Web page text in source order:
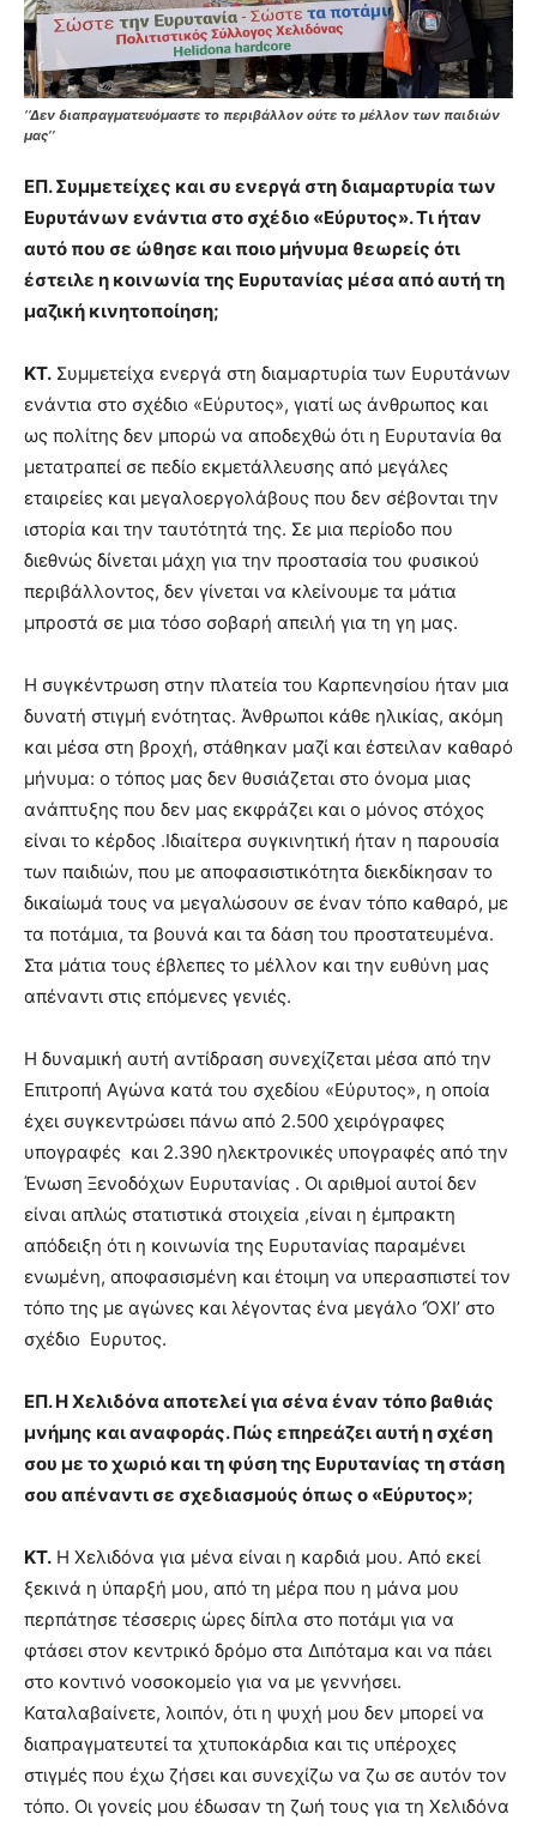
‘‘Δεν διαπραγματευόμαστε το περιβάλλον ούτε το μέλλον των παιδιών
μας’’
ΕΠ.Συμμετείχες και συ ενεργά στη διαμαρτυρία των
Ευρυτάνων ενάντια στο σχέδιο «Εύρυτος». Τι ήταν
αυτό που σε ώθησε και ποιο μήνυμα θεωρείς ότι
έστειλε η κοινωνία της Ευρυτανίας μέσα από αυτή τη
μαζική κινητοποίηση;
ΚΤ. Συμμετείχα ενεργά στη διαμαρτυρία των Ευρυτάνων
ενάντια στο σχέδιο «Εύρυτος», γιατί ως άνθρωπος και
ως πολίτης δεν μπορώ να αποδεχθώ ότι η Ευρυτανία θα
μετατραπεί σε πεδίο εκμετάλλευσης από μεγάλες
εταιρείες και μεγαλοεργολάβους που δεν σέβονται την
ιστορία και την ταυτότητά της. Σε μια περίοδο που
διεθνώς δίνεται μάχη για την προστασία του φυσικού
περιβάλλοντος, δεν γίνεται να κλείνουμε τα μάτια
μπροστά σε μια τόσο σοβαρή απειλή για τη γη μας.
Η συγκέντρωση στην πλατεία του Καρπενησίου ήταν μια
δυνατή στιγμή ενότητας. Άνθρωποι κάθε ηλικίας, ακόμη
και μέσα στη βροχή, στάθηκαν μαζί και έστειλαν καθαρό
μήνυμα: ο τόπος μας δεν θυσιάζεται στο όνομα μιας
ανάπτυξης που δεν μας εκφράζει και ο μόνος στόχος
είναι το κέρδος .Ιδιαίτερα συγκινητική ήταν η παρουσία
των παιδιών, που με αποφασιστικότητα διεκδίκησαν το
δικαίωμά τους να μεγαλώσουν σε έναν τόπο καθαρό, με
τα ποτάμια, τα βουνά και τα δάση του προστατευμένα.
Στα μάτια τους έβλεπες το μέλλον και την ευθύνη μας
απέναντι στις επόμενες γενιές.
Η δυναμική αυτή αντίδραση συνεχίζεται μέσα από την
Επιτροπή Αγώνα κατά του σχεδίου «Εύρυτος», η οποία
έχει συγκεντρώσει πάνω από 2.500 χειρόγραφες
υπογραφές και 2.390 ηλεκτρονικές υπογραφές από την
Ένωση Ξενοδόχων Ευρυτανίας . Οι αριθμοί αυτοί δεν
είναι απλώς στατιστικά στοιχεία ,είναι η έμπρακτη
απόδειξη ότι η κοινωνία της Ευρυτανίας παραμένει
ενωμένη, αποφασισμένη και έτοιμη να υπερασπιστεί τον
τόπο της με αγώνες και λέγοντας ένα μεγάλο ‘ΌΧΙ’ στο
σχέδιο Ευρυτος.
ΕΠ.Η Χελιδόνα αποτελεί για σένα έναν τόπο βαθιάς
μνήμης και αναφοράς. Πώς επηρεάζει αυτή η σχέση
σου με το χωριό και τη φύση της Ευρυτανίας τη στάση
σου απέναντι σε σχεδιασμούς όπως ο «Εύρυτος»;
ΚΤ. Η Χελιδόνα για μένα είναι η καρδιά μου. Από εκεί
ξεκινά η ύπαρξή μου, από τη μέρα που η μάνα μου
περπάτησε τέσσερις ώρες δίπλα στο ποτάμι για να
φτάσει στον κεντρικό δρόμο στα Διπόταμα και να πάει
στο κοντινό νοσοκομείο για να με γεννήσει.
Καταλαβαίνετε, λοιπόν, ότι η ψυχή μου δεν μπορεί να
διαπραγματευτεί τα χτυποκάρδια και τις υπέροχες
στιγμές που έχω ζήσει και συνεχίζω να ζω σε αυτόν τον
τόπο. Οι γονείς μου έδωσαν τη ζωή τους για τη Χελιδόνα